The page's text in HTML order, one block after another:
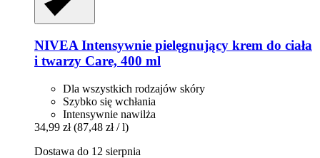
NIVEA Intensywnie pielęgnujący krem do ciała
i twarzy Care, 400 ml
Dla wszystkich rodzajów skóry
Szybko się wchłania
Intensywnie nawilża
34,99 zł (87,48 zł / l)
Dostawa do 12 sierpnia